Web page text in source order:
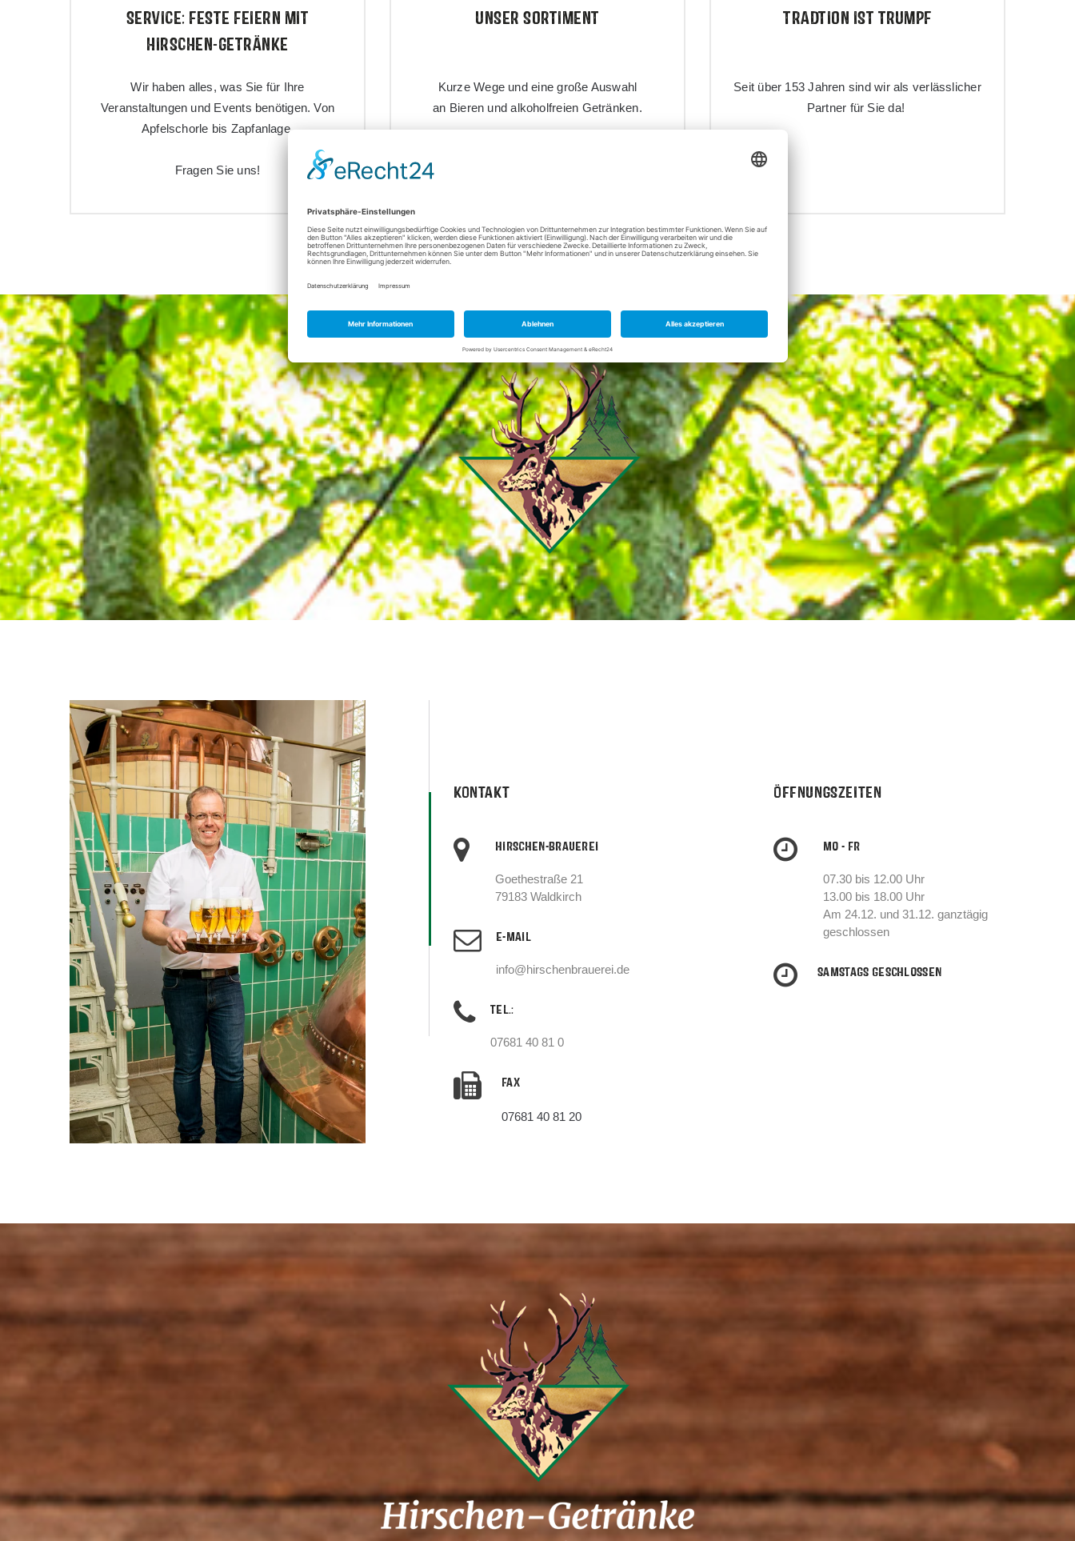
SERVICE: FESTE FEIERN MIT
HIRSCHEN-GETRÄNKE
Wir haben alles, was Sie für Ihre
Veranstaltungen und Events benötigen. Von
Apfelschorle bis Zapfanlage.
Fragen Sie uns!
UNSER SORTIMENT
Kurze Wege und eine große Auswahl
an Bieren und alkoholfreien Getränken.
TRADTION IST TRUMPF
Seit über 153 Jahren sind wir als verlässlicher
Partner für Sie da!
KONTAKT
HIRSCHEN-BRAUEREI
Goethestraße 21
79183 Waldkirch
E-MAIL
info@hirschenbrauerei.de
TEL.:
07681 40 81 0
FAX
07681 40 81 20
ÖFFNUNGSZEITEN
MO - FR
07.30 bis 12.00 Uhr
13.00 bis 18.00 Uhr
Am 24.12. und 31.12. ganztägig
geschlossen
SAMSTAGS GESCHLOSSEN